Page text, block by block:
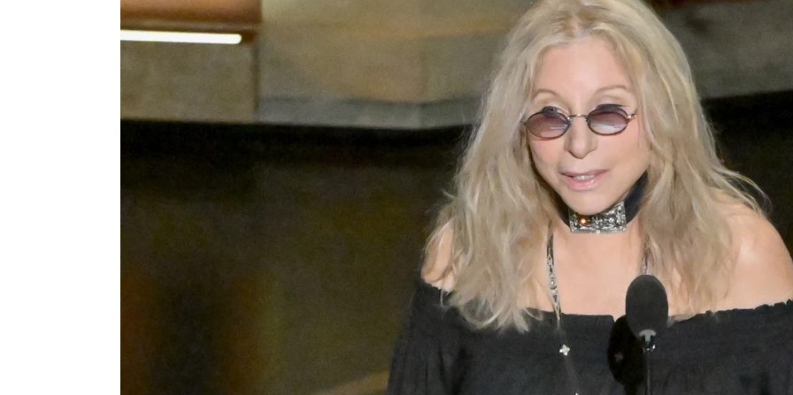
WhatsappFacebook
X
ha vivido uno de los momentos más emotivos de su